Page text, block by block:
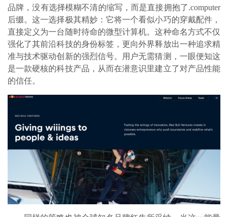
品牌，没有选择模糊不清的缩写，而是直接拥抱了.computer
后缀。这一选择极其精妙：它将一个看似小巧的穿戴配件，
直接定义为一台随时待命的微型计算机。这种命名方式不仅
强化了其前沿科技的身份标签，更向外界释放出一种追求精
准与技术驱动创新的强烈信号。用户无需猜测，一眼便知这
是一款硬核的科技产品，从而在潜意识里建立了对产品性能
的信任。